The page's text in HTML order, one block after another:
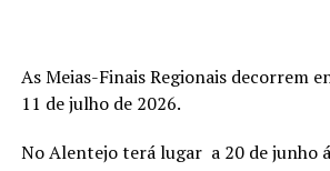
As Meias-Finais Regionais decorrem
11 de julho de 2026.
No Alentejo terá lugar a 20 de junho